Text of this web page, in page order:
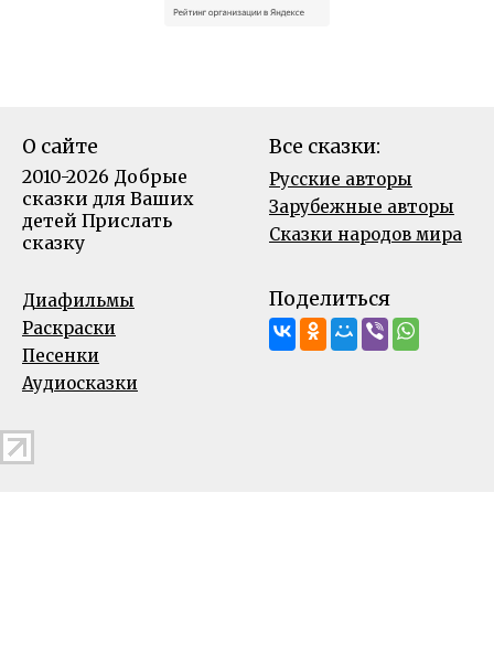
О сайте
2010-2026 Добрые
сказки для Ваших
детей Прислать
сказку
Все сказки:
Русские авторы
Зарубежные авторы
Сказки народов мира
Диафильмы
Раскраски
Песенки
Аудиосказки
Поделиться